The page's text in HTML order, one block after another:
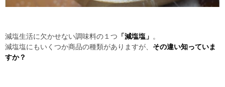
減塩生活に欠かせない調味料の１つ 「減塩塩」 。
減塩塩にもいくつか商品の種類がありますが、 その違い知っていま
すか？